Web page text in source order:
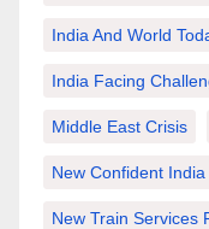
India And World
India Facing
Middle East Crisis
New Confident India
New Train Services